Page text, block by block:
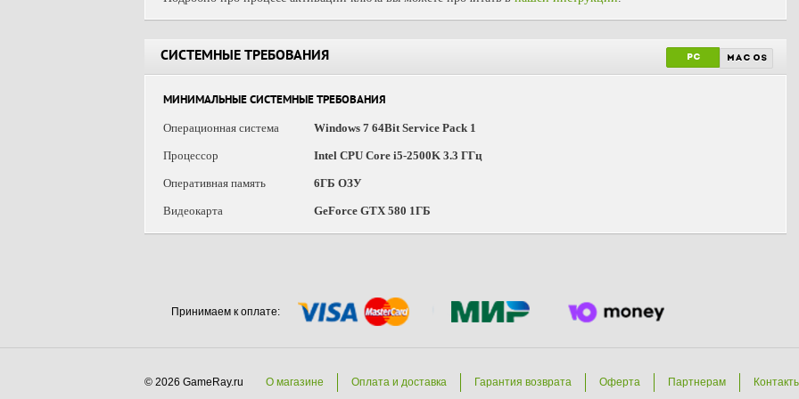
СИСТЕМНЫЕ ТРЕБОВАНИЯ PC mac os
МИНИМАЛЬНЫЕ СИСТЕМНЫЕ ТРЕБОВАНИЯ
Операционная система
Windows 7 64Bit Service Pack 1
Процессор Intel CPU Core i5-2500K 3.3 ГГц
Оперативная память 6ГБ ОЗУ
Видеокарта GeForce GTX 580 1ГБ
Принимаем к оплате:
© 2026 GameRay.ru О магазине Оплата и доставка Гарантия возврата Оферта Партнерам